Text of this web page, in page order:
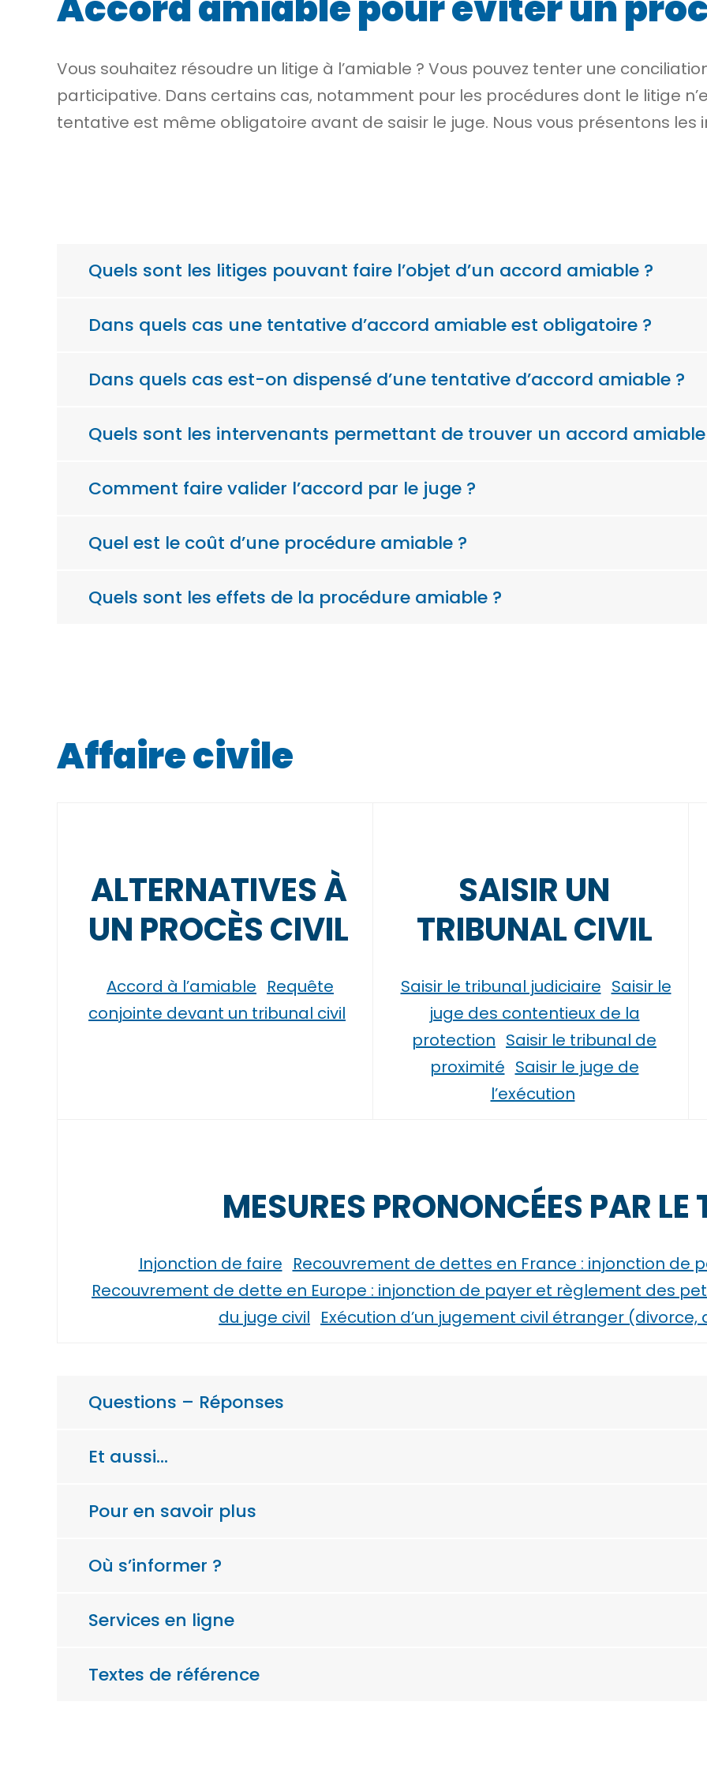
Vous souhaitez résoudre un litige à l’amiable ? Vous pouvez tenter une
participative. Dans certains cas, notamment pour les procédures dont le litige
tentative est même obligatoire avant de saisir le juge. Nous vous présentons
Quels sont les litiges pouvant faire l’objet d’un accord amiable ?
Dans quels cas une tentative d’accord amiable est obligatoire ?
Dans quels cas est-on dispensé d’une tentative d’accord amiable ?
Quels sont les intervenants permettant de trouver un accord
Comment faire valider l’accord par le juge ?
Quel est le coût d’une procédure amiable ?
Quels sont les effets de la procédure amiable ?
Affaire civile
ALTERNATIVES À
UN PROCÈS CIVIL
Accord à l’amiable Requête
conjointe devant un tribunal civil
SAISIR UN
TRIBUNAL CIVIL
Saisir le tribunal judiciaire Saisir le
juge des contentieux de la
protection Saisir le tribunal de
proximité Saisir le juge de
l’exécution
MESURES PRONONCÉES PAR LE
Injonction de faire Recouvrement de dettes en France : injonction de
Recouvrement de dette en Europe : injonction de payer et règlement des
du juge civil Exécution d’un jugement civil étranger
Questions – Réponses
Et aussi…
Pour en savoir plus
Où s’informer ?
Services en ligne
Textes de référence